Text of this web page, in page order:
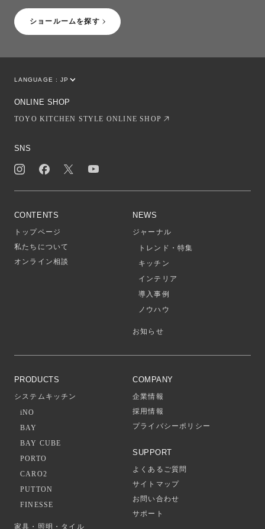
ショールームを探す
LANGUAGE : JP
ONLINE SHOP
TOYO KITCHEN STYLE ONLINE SHOP
SNS
CONTENTS
トップページ
私たちについて
オンライン相談
NEWS
ジャーナル
トレンド・特集
キッチン
インテリア
導入事例
ノウハウ
お知らせ
PRODUCTS
システムキッチン
iNO
BAY
BAY CUBE
PORTO
CARO2
PUTTON
FINESSE
家具・照明・タイル
COMPANY
企業情報
採用情報
プライバシーポリシー
SUPPORT
よくあるご質問
サイトマップ
お問い合わせ
サポート